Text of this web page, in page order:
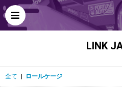
LINK
全て ロールケージ